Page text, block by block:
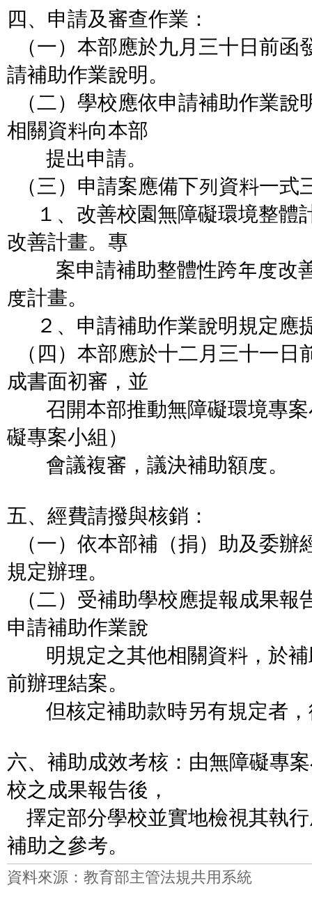
四、申請及審查作業：
（一）本部應於九月三十日前函
請補助作業說明。
（二）學校應依申請補助作業說
相關資料向本部
提出申請。
（三）申請案應備下列資料一式
１、改善校園無障礙環境整體
改善計畫。專
案申請補助整體性跨年度改善
度計畫。
２、申請補助作業說明規定應
（四）本部應於十二月三十一日
成書面初審，並
召開本部推動無障礙環境專案
礙專案小組）
會議複審，議決補助額度。
五、經費請撥與核銷：
（一）依本部補（捐）助及委辦
規定辦理。
（二）受補助學校應提報成果報
申請補助作業說
明規定之其他相關資料，於補
前辦理結案。
但核定補助款時另有規定者，
六、補助成效考核：由無障礙專
校之成果報告後，
擇定部分學校並實地檢視其執
補助之參考。
資料來源：教育部主管法規共用系統